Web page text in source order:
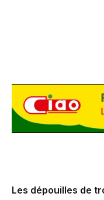
Les dépouilles de